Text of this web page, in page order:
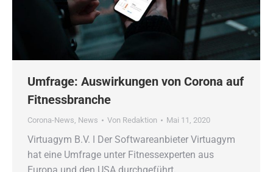
Umfrage: Auswirkungen von Corona auf
Fitnessbranche
Corona-News, News Von Redaktion Mai 11, 2020
Virtuagym B.V. ǀ Der Softwareanbieter Virtuagym
hat eine Umfrage unter Fitnessexperten aus